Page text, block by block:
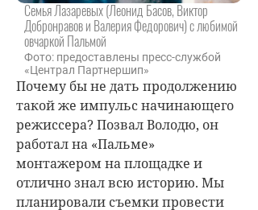
Семья Лазаревых (Леонид Басов, Виктор
Добронравов и Валерия Федорович) с любимой
овчаркой Пальмой
Фото: предоставлены пресс-службой
«Централ Партнершип»
Почему бы не дать продолжению
такой же импульс начинающего
режиссера? Позвал Володю, он
работал на «Пальме»
монтажером на площадке и
отлично знал всю историю. Мы
планировали съемки провести